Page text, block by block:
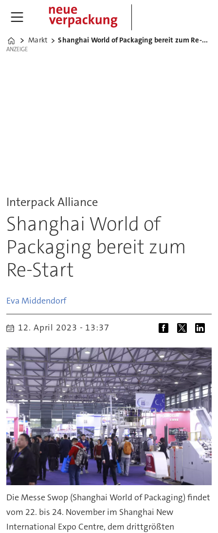
Home
Markt Shanghai World of Packaging bereit zum Re-Start
ANZEIGE
ANZEIGE
Interpack Alliance
Shanghai World of
Packaging bereit zum
Re-Start
Eva Middendorf
12. April 2023 - 13:37
Die Messe Swop (Shanghai World of Packaging) findet
vom 22. bis 24. November im Shanghai New
International Expo Centre, dem drittgrößten